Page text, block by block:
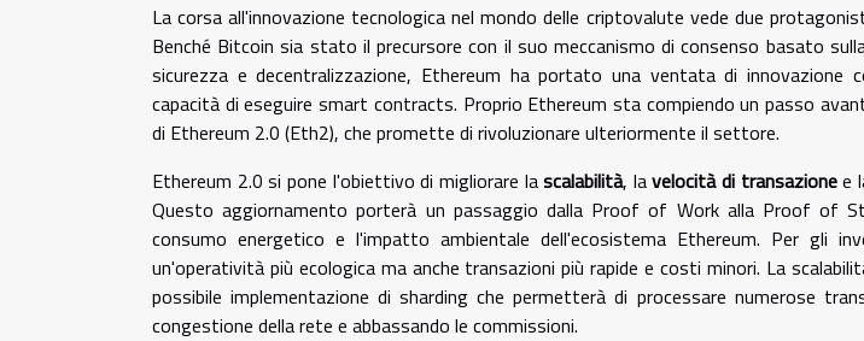
La corsa all'innovazione tecnologica nel mondo delle criptovalute vede due
Benché Bitcoin sia stato il precursore con il suo meccanismo di consenso basato
sicurezza e decentralizzazione, Ethereum ha portato una ventata di innovazione
capacità di eseguire smart contracts. Proprio Ethereum sta compiendo un passo
di Ethereum 2.0 (Eth2), che promette di rivoluzionare ulteriormente il settore.
Ethereum 2.0 si pone l'obiettivo di migliorare lascalabilità, lavelocità di transazionee
Questo aggiornamento porterà un passaggio dalla Proof of Work alla Proof of
consumo energetico e l'impatto ambientale dell'ecosistema Ethereum. Per gli
un'operatività più ecologica ma anche transazioni più rapide e costi minori. La
possibile implementazione di sharding che permetterà di processare numerose
congestione della rete e abbassando le commissioni.